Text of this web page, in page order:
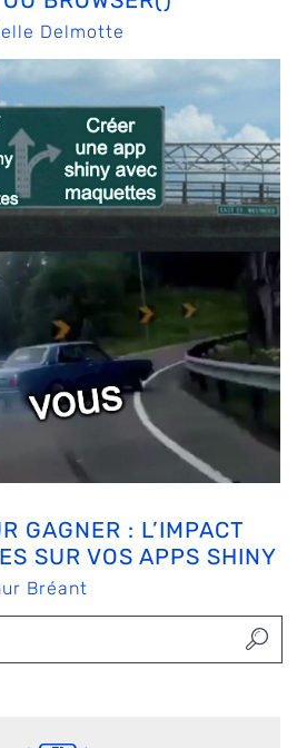
Delmotte
GAGNER : L’IMPACT
SUR VOS APPS SHINY
Bréant